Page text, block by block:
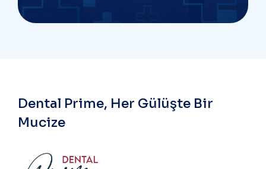
Dental Prime, Her Gülüşte Bir
Mucize